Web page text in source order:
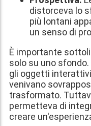
distorceva lo
più lontani
un senso di
È importante
solo su uno
gli oggetti
venivano
trasformato.
permetteva di
creare